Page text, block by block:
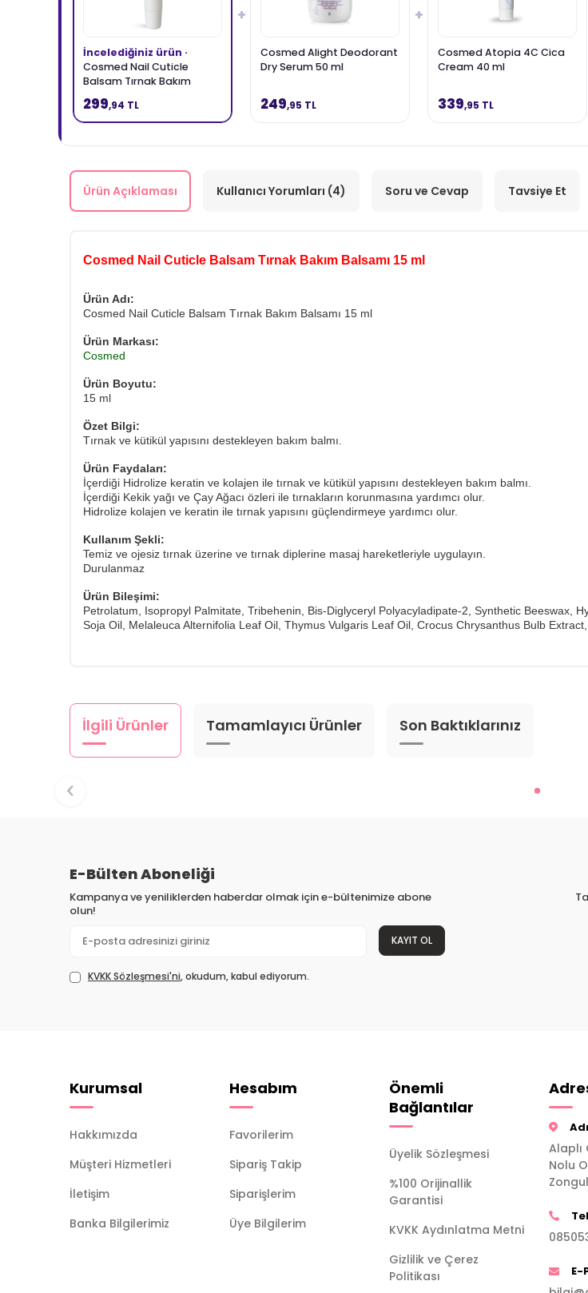
İncelediğiniz ürün ·
Cosmed Nail Cuticle
Balsam Tırnak Bakım
Balsamı 15 ml
299,94 TL
+
Cosmed Alight Deodorant
Dry Serum 50 ml
249,95 TL
+
Cosmed Atopia 4C Cica
Cream 40 ml
339,95 TL
Ürün Açıklaması Kullanıcı Yorumları (4) Soru ve Cevap Tavsiye Et
Cosmed Nail Cuticle Balsam Tırnak Bakım Balsamı 15 ml
Ürün Adı:
Cosmed Nail Cuticle Balsam Tırnak Bakım Balsamı 15 ml
Ürün Markası:
Cosmed
Ürün Boyutu:
15 ml
Özet Bilgi:
Tırnak ve kütikül yapısını destekleyen bakım balmı.
Ürün Faydaları:
İçerdiği Hidrolize keratin ve kolajen ile tırnak ve kütikül yapısını destekleyen bakım balmı.
İçerdiği Kekik yağı ve Çay Ağacı özleri ile tırnakların korunmasına yardımcı olur.
Hidrolize kolajen ve keratin ile tırnak yapısını güçlendirmeye yardımcı olur.
Kullanım Şekli:
Temiz ve ojesiz tırnak üzerine ve tırnak diplerine masaj hareketleriyle uygulayın.
​Durulanmaz
Ürün Bileşimi:
Petrolatum, Isopropyl Palmitate, Tribehenin, Bis-Diglyceryl Polyacyladipate-2, Synthetic Beeswax,
Soja Oil, Melaleuca Alternifolia Leaf Oil, Thymus Vulgaris Leaf Oil, Crocus Chrysanthus Bulb
İlgili Ürünler Tamamlayıcı Ürünler Son Baktıklarınız
E-Bülten Aboneliği
Kampanya ve yeniliklerden haberdar olmak için e-bültenimize abone
olun!
KAYIT OL
KVKK Sözleşmesi'ni, okudum, kabul ediyorum.
Kurumsal
Hakkımızda
Müşteri Hizmetleri
İletişim
Banka Bilgilerimiz
Hesabım
Favorilerim
Sipariş Takip
Siparişlerim
Üye Bilgilerim
Önemli
Bağlantılar
Üyelik Sözleşmesi
%100 Orijinallik
Garantisi
KVKK Aydınlatma Metni
Gizlilik ve Çerez
Politikası
Alaplı
Nolu
E-